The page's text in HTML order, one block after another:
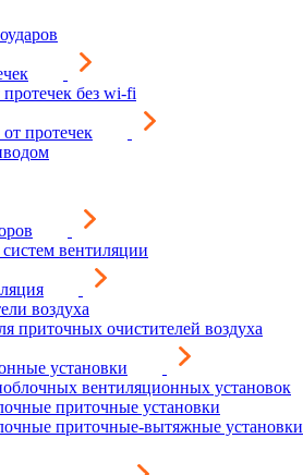
без wi-fi
протечек
вентиляции
воздуха
приточных очистителей воздуха
установки
вентиляционных установок
приточные установки
приточные-вытяжные установки